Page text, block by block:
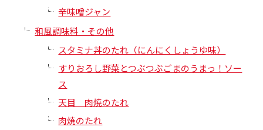
辛味噌ジャン
和風調味料・その他
スタミナ丼のたれ（にんにくしょうゆ味）
すりおろし野菜とつぶつぶごまのうまっ！ソー
ス
天目 肉焼のたれ
肉焼のたれ